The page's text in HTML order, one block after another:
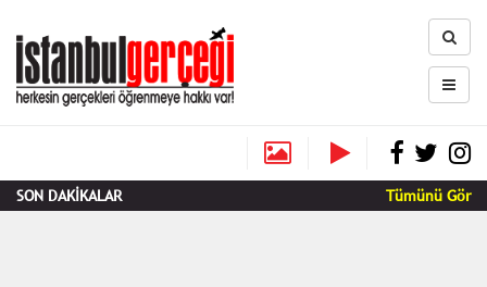
SON DAKİKALAR Tümünü Gör